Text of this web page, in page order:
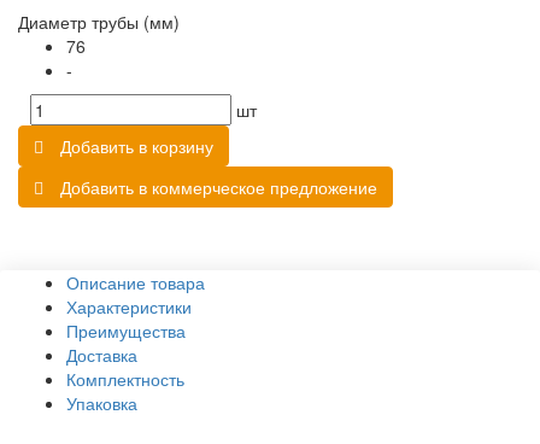
Диаметр трубы (мм)
76
-
шт
Добавить в корзину
Добавить в коммерческое предложение
Описание товара
Характеристики
Преимущества
Доставка
Комплектность
Упаковка